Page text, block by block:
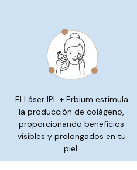
El Láser IPL + Erbium estimula
la producción de colágeno,
proporcionando beneficios
visibles y prolongados en tu
piel.